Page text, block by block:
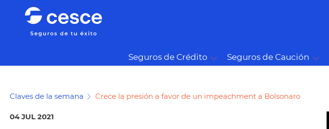
Seguros de Crédito Seguros de Caución
Claves de la semana Crece la presión a favor de un impeachment a Bolsonaro
04 JUL 2021